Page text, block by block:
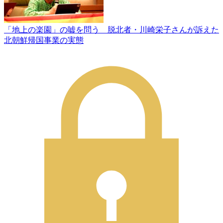
「地上の楽園」の嘘を問う 脱北者・川崎栄子さんが訴えた
北朝鮮帰国事業の実態